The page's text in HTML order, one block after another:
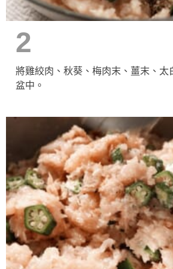
2
將雞絞肉、秋葵、梅肉末、薑末、太
盆中。